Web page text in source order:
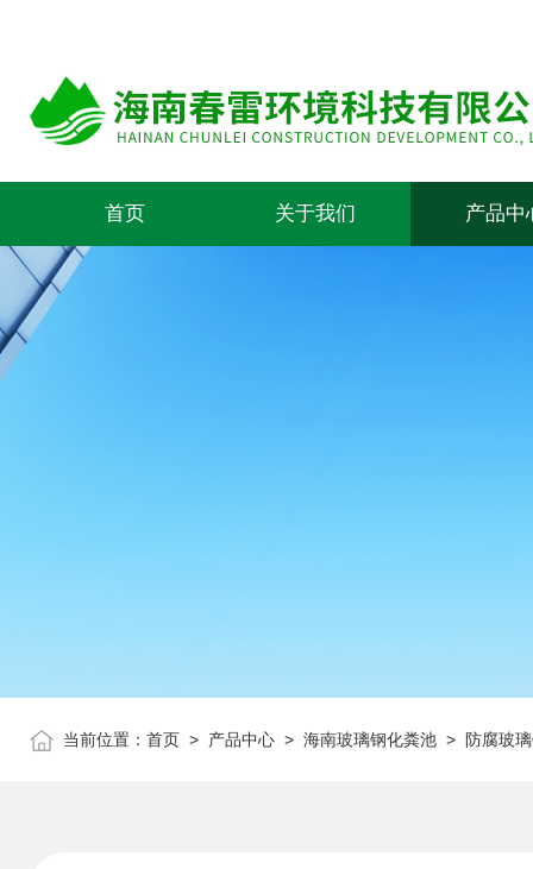
首页 关于我们 产品中
当前位置： 首页 > 产品中心 > 海南玻璃钢化粪池 > 防腐玻